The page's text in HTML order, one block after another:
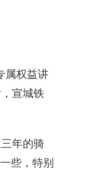
属权益讲
宣城铁
年的骑
些，特别